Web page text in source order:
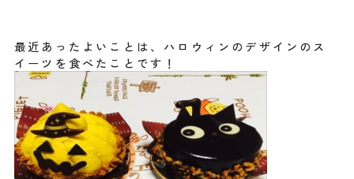
最近あったよいことは、ハロウィンのデザインのス
イーツを食べたことです！